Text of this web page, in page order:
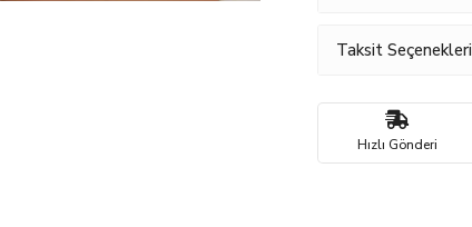
Taksit Seçenekleri
Hızlı Gönderi